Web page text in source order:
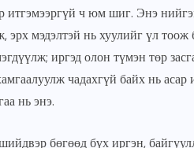
итгэмээргүй ч юм шиг. Энэ
мэдэлтэй нь хуулийг үл тоож
иргэд олон түмэн төр
чадахгүй байх нь асар
нь энэ.
бөгөөд бүх иргэн,